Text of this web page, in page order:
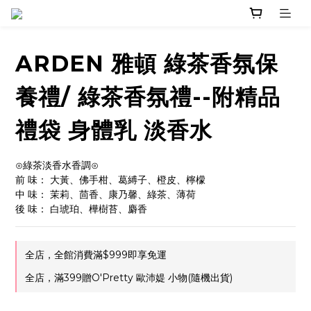
ARDEN 雅頓 綠茶香氛保
養禮/ 綠茶香氛禮--附精品
禮袋 身體乳 淡香水
⊙綠茶淡香水香調⊙
前 味： 大黃、佛手柑、葛縛子、橙皮、檸檬
中 味： 茉莉、茴香、康乃馨、綠茶、薄荷
後 味： 白琥珀、樺樹苔、麝香
全店，全館消費滿$999即享免運
全店，滿399贈O'Pretty 歐沛媞 小物(隨機出貨)